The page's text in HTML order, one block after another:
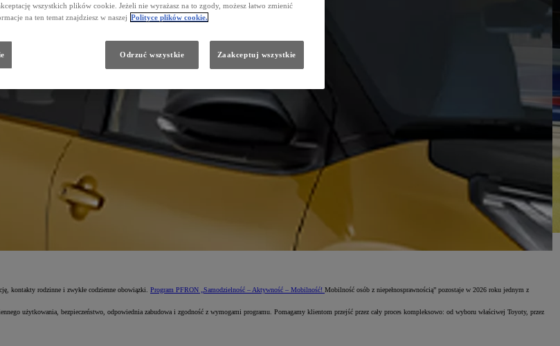
kontakty rodzinne i zwykłe codzienne obowiązki. Program PFRON „Samodzielność – Aktywność – Mobilność! Mobilność osób z niepełnosprawnością” pozostaje w 2026 roku jednym z
użytkowania, bezpieczeństwo, odpowiednia zabudowa i zgodność z wymogami programu. Pomagamy klientom przejść przez cały proces kompleksowo: od wyboru właściwej Toyoty, przez
wszystkich plików cookie. Jeżeli nie wyrażasz na to zgody, możesz łatwo zmienić
na ten temat znajdziesz w naszej Polityce plików cookie.
Odrzuć wszystkie Zaakceptuj wszystkie